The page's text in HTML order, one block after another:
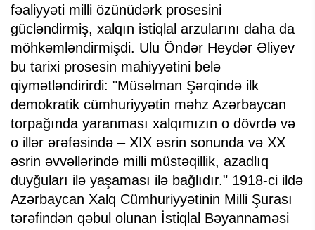
fəaliyyəti milli özünüdərk prosesini
gücləndirmiş, xalqın istiqlal arzularını daha da
möhkəmləndirmişdi. Ulu Öndər Heydər Əliyev
bu tarixi prosesin mahiyyətini belə
qiymətləndirirdi: "Müsəlman Şərqində ilk
demokratik cümhuriyyətin məhz Azərbaycan
torpağında yaranması xalqımızın o dövrdə və
o illər ərəfəsində – XIX əsrin sonunda və XX
əsrin əvvəllərində milli müstəqillik, azadlıq
duyğuları ilə yaşaması ilə bağlıdır." 1918-ci ildə
Azərbaycan Xalq Cümhuriyyətinin Milli Şurası
tərəfindən qəbul olunan İstiqlal Bəyannaməsi